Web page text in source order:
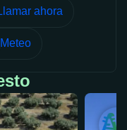
ahora
Meteo